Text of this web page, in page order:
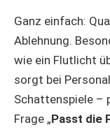
Ganz einfach:
Ablehnung.
wie ein Flutlicht
sorgt bei
Schattenspiele –
Frage „Passt die